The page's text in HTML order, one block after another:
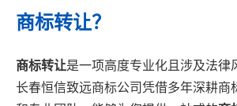
商标转让？
商标转让是一项高度专业化且涉及法律
长春恒信致远商标公司凭借多年深耕商